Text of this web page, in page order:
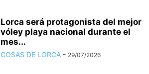
Lorca será protagonista del mejor
vóley playa nacional durante el
mes...
COSAS DE LORCA - 29/07/2026